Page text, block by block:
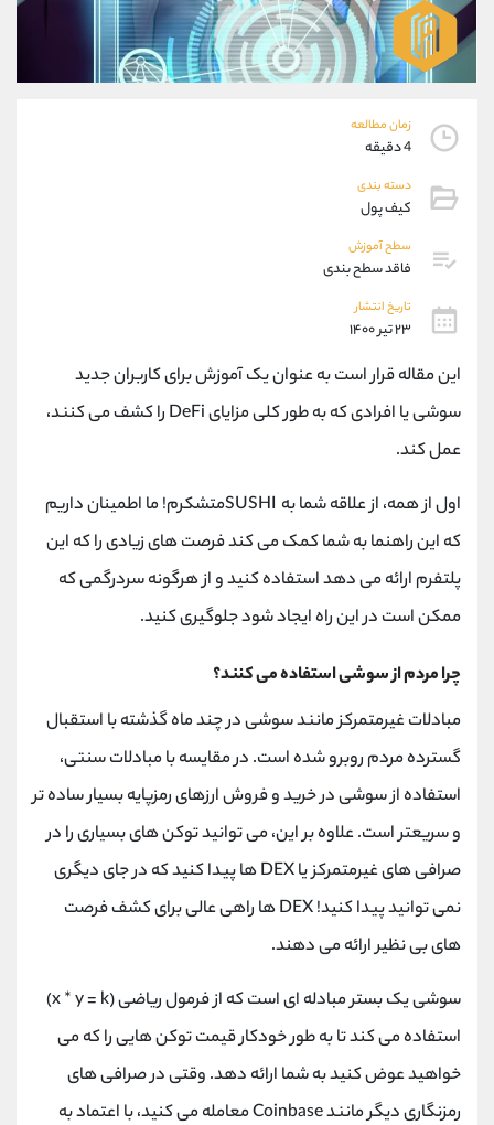
زمان مطالعه
4 دقیقه
دسته بندی
کیف پول
سطح آموزش
فاقد سطح بندی
تاریخ انتشار
۲۳ تیر ۱۴۰۰
این مقاله قرار است به عنوان یک آموزش برای کاربران جدید
سوشی یا افرادی که به طور کلی مزایای DeFi را کشف می کنند،
عمل کند.
اول از همه، از علاقه شما به SUSHIمتشکرم! ما اطمینان داریم
که این راهنما به شما کمک می کند فرصت های زیادی را که این
پلتفرم ارائه می دهد استفاده کنید و از هرگونه سردرگمی که
ممکن است در این راه ایجاد شود جلوگیری کنید.
چرا مردم از سوشی استفاده می کنند؟
مبادلات غیرمتمرکز مانند سوشی در چند ماه گذشته با استقبال
گسترده مردم روبرو شده است. در مقایسه با مبادلات سنتی،
استفاده از سوشی در خرید و فروش ارزهای رمزپایه بسیار ساده تر
و سریعتر است. علاوه بر این، می توانید توکن های بسیاری را در
صرافی های غیرمتمرکز یا DEX ها پیدا کنید که در جای دیگری
نمی توانید پیدا کنید! DEX ها راهی عالی برای کشف فرصت
های بی نظیر ارائه می دهند.
سوشی یک بستر مبادله ای است که از فرمول ریاضی (x * y = k)
استفاده می کند تا به طور خودکار قیمت توکن هایی را که می
خواهید عوض کنید به شما ارائه دهد. وقتی در صرافی های
رمزنگاری دیگر مانند Coinbase معامله می کنید، با اعتماد به
09304891085
واتساپ شروع گفتگو
تلگرام @Armteam_admin_103
داخلی 103
پشتیبان فروش
موبایل
واتساپ
داخلی
اطلاعات تماس (دفتر فروش)
021-22021030
تلفن
بدون پیش شماره 90001030
اینستاگرام
کانال بله @alirezamehrabi_official